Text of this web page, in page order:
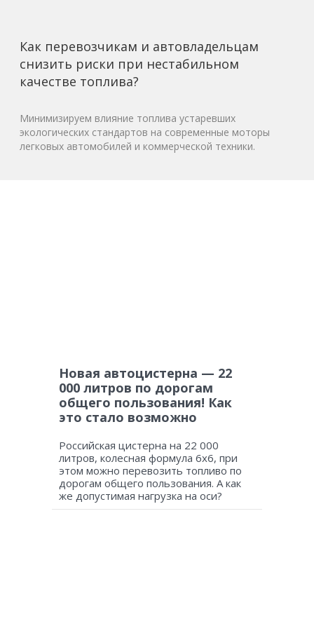
Как перевозчикам и автовладельцам
снизить риски при нестабильном
качестве топлива?
Минимизируем влияние топлива устаревших
экологических стандартов на современные моторы
легковых автомобилей и коммерческой техники.
Новая автоцистерна — 22
000 литров по дорогам
общего пользования! Как
это стало возможно
Российская цистерна на 22 000
литров, колесная формула 6х6, при
этом можно перевозить топливо по
дорогам общего пользования. А как
же допустимая нагрузка на оси?